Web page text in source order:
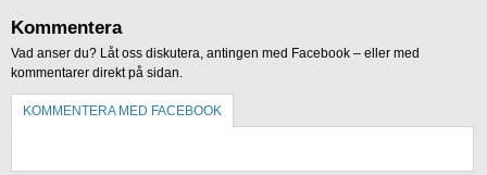
Kommentera
Vad anser du? Låt oss diskutera, antingen med Facebook – eller med
kommentarer direkt på sidan.
KOMMENTERA MED FACEBOOK